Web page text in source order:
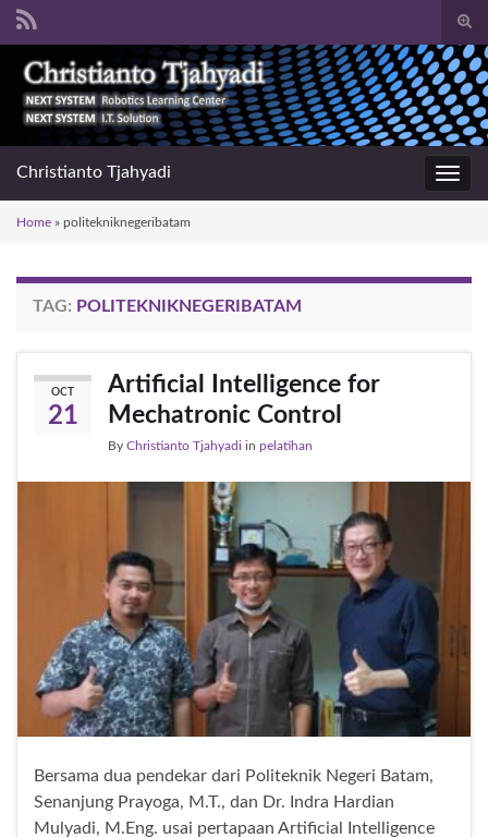
form
Search for:
Christianto Tjahyadi
Home » politekniknegeribatam
TAG: POLITEKNIKNEGERIBATAM
OCT
21
Artificial Intelligence for
Mechatronic Control
By Christianto Tjahyadi in pelatihan
Bersama dua pendekar dari Politeknik Negeri Batam,
Senanjung Prayoga, M.T., dan Dr. Indra Hardian
Mulyadi, M.Eng. usai pertapaan Artificial Intelligence